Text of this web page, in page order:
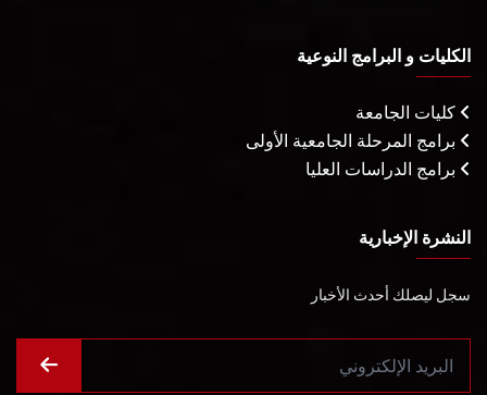
الكليات و البرامج النوعية
كليات الجامعة
برامج المرحلة الجامعية الأولى
برامج الدراسات العليا
النشرة الإخبارية
سجل ليصلك أحدث الأخبار